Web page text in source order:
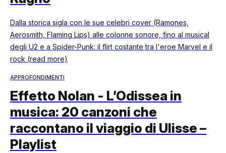
Dalla storica sigla con le sue celebri cover (Ramones,
Aerosmith, Flaming Lips) alle colonne sonore, fino al musical
degli U2 e a Spider-Punk: il flirt costante tra l'eroe Marvel e il
rock (read more)
APPROFONDIMENTI
Effetto Nolan - L’Odissea in
musica: 20 canzoni che
raccontano il viaggio di Ulisse –
Playlist